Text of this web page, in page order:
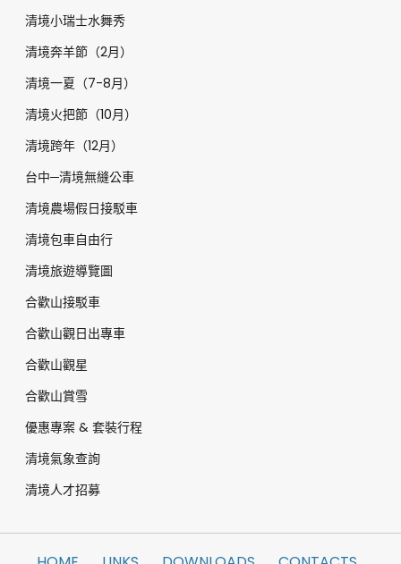
清境小瑞士水舞秀
清境奔羊節（2月）
清境一夏（7-8月）
清境火把節（10月）
清境跨年（12月）
台中─清境無縫公車
清境農場假日接駁車
清境包車自由行
清境旅遊導覽圖
合歡山接駁車
合歡山觀日出專車
合歡山觀星
合歡山賞雪
優惠專案 & 套裝行程
清境氣象查詢
清境人才招募